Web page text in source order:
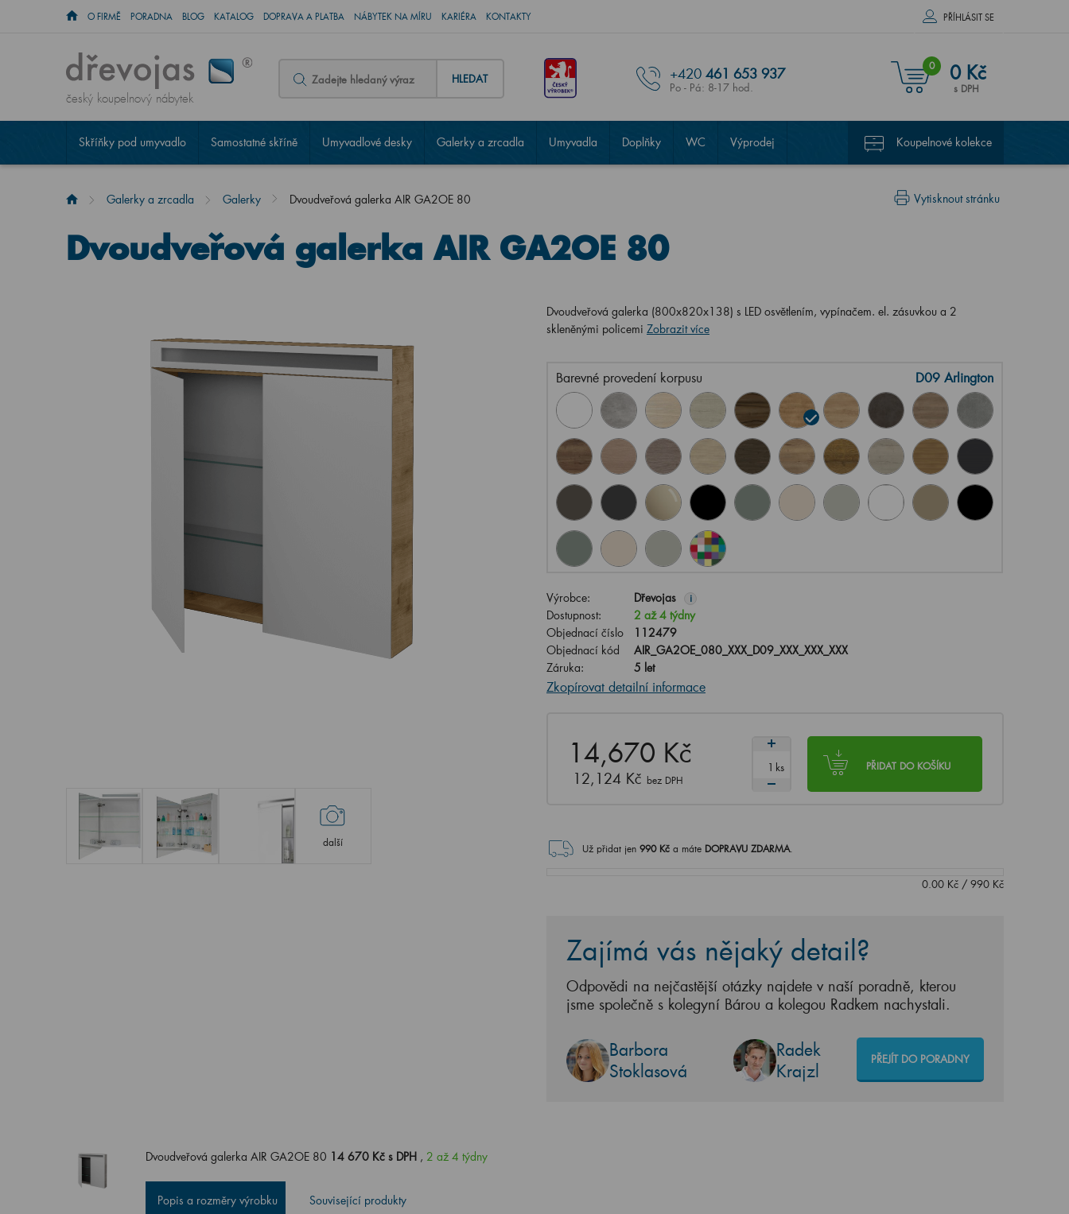
O FIRMĚ PORADNA BLOG KATALOG DOPRAVA A PLATBA NÁBYTEK NA MÍRU KARIÉRA KONTAKTY PŘÍHLÁSIT SE
český koupelnový nábytek
HLEDAT +420 461 653 937
Po - Pá: 8-17 hod.
0 0 Kč
s DPH
Skříňky pod umyvadlo Samostatné skříně Umyvadlové desky Galerky a zrcadla Umyvadla Doplňky WC Výprodej Koupelnové kolekce
Vytisknout stránku
Galerky a zrcadla Galerky Dvoudveřová galerka AIR GA2OE 80
Dvoudveřová galerka AIR GA2OE 80
další
Dvoudveřová galerka (800x820x138) s LED osvětlením, vypínačem. el. zásuvkou a 2
skleněnými policemi Zobrazit více
Barevné provedení korpusu D09 Arlington
Výrobce: Dřevojas i
Dostupnost:
2 až 4 týdny
Objednací číslo
112479
Objednací kód
AIR_GA2OE_080_XXX_D09_XXX_XXX_XXX
Záruka:
5 let
Zkopírovat detailní informace
14,670 Kč
12,124 Kč bez DPH
PŘIDAT DO KOŠÍKU
ks
Už přidat jen 990Kč a máte DOPRAVU ZDARMA.
0.00Kč/ 990Kč
Zajímá vás nějaký detail?
Odpovědi na nejčastější otázky najdete v naší poradně, kterou
jsme společně s kolegyní Bárou a kolegou Radkem nachystali.
Barbora
Stoklasová
Radek
Krajzl
PŘEJÍT DO PORADNY
Dvoudveřová galerka AIR GA2OE 80 14 670 Kč s DPH , 2 až 4 týdny
Popis a rozměry výrobku Související produkty